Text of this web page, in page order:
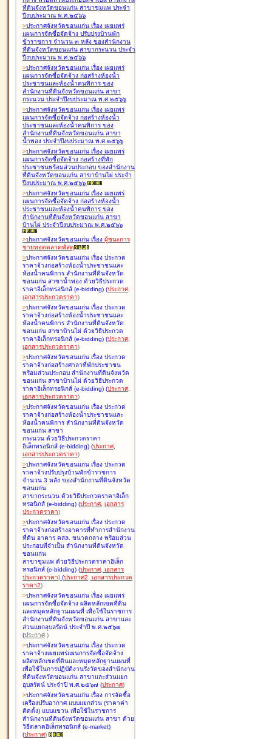
ที่ดินจังหวัดขอนแก่น สาขาชุมแพ ประจำ
ปีงบประมาณ พ.ศ.๒๕๖๖
>ประกาศจังหวัดขอนแก่น เรื่อง เผยแพร่
แผนการจัดซื้อจัดจ้าง ปรับปรุงบ้านพัก
ข้าราชการ จำนวน ๓ หลัง ของสำนักงาน
ที่ดินจังหวัดขอนแก่น สาขากระนวน ประจำ
ปีงบประมาณ พ.ศ.๒๕๖๖
>ประกาศจังหวัดขอนแก่น เรื่อง เผยแพร่
แผนการจัดซื้อจัดจ้าง ก่อสร้างห้องน้ำ
ประชาชนและห้องน้ำคนพิการ ของ
สำนักงานที่ดินจังหวัดขอนแก่น สาขา
กระนวน ประจำปีงบประมาณ พ.ศ.๒๕๖๖
>ประกาศจังหวัดขอนแก่น เรื่อง เผยแพร่
แผนการจัดซื้อจัดจ้าง ก่อสร้างห้องน้ำ
ประชาชนและห้องน้ำคนพิการ ของ
สำนักงานที่ดินจังหวัดขอนแก่น สาขา
น้ำพอง ประจำปีงบประมาณ พ.ศ.๒๕๖๖
>ประกาศจังหวัดขอนแก่น เรื่อง เผยแพร่
แผนการจัดซื้อจัดจ้าง ก่อสร้างที่พัก
ประชาชนพร้อมส่วนประกอบ ของสำนักงาน
ที่ดินจังหวัดขอนแก่น สาขาบ้านไผ่ ประจำ
ปีงบประมาณ พ.ศ.๒๕๖๖
>ประกาศจังหวัดขอนแก่น เรื่อง เผยแพร่
แผนการจัดซื้อจัดจ้าง ก่อสร้างห้องน้ำ
ประชาชนและห้องน้ำคนพิการ ของ
สำนักงานที่ดินจังหวัดขอนแก่น สาขา
บ้านไผ่ ประจำปีงบประมาณ พ.ศ.๒๕๖๖
>ประกาศจังหวัดขอนแก่น เรื่อง ผู้ชนะการ
ขายทอดตลาดพัสดุ
>ประกาศจังหวัดขอนแก่น เรื่อง ประกวด
ราคาจ้างก่อสร้างห้องน้ำประชาชนและ
ห้องน้ำคนพิการ สำนักงานที่ดินจังหวัด
ขอนแก่น สาขาน้ำพอง ด้วยวิธีประกวด
ราคาอิเล็กทรอนิกส์ (e-bidding) (ประกาศ,
เอกสารประกวดราคา)
>ประกาศจังหวัดขอนแก่น เรื่อง ประกวด
ราคาจ้างก่อสร้างห้องน้ำประชาชนและ
ห้องน้ำคนพิการ สำนักงานที่ดินจังหวัด
ขอนแก่น สาขาบ้านไผ่ ด้วยวิธีประกวด
ราคาอิเล็กทรอนิกส์ (e-bidding) (ประกาศ,
เอกสารประกวดราคา)
>ประกาศจังหวัดขอนแก่น เรื่อง ประกวด
ราคาจ้างก่อสร้างศาลาที่พักประชาชน
พร้อมส่วนประกอบ สำนักงานที่ดินจังหวัด
ขอนแก่น สาขาบ้านไผ่ ด้วยวิธีประกวด
ราคาอิเล็กทรอนิกส์ (e-bidding) (ประกาศ,
เอกสารประกวดราคา)
>ประกาศจังหวัดขอนแก่น เรื่อง ประกวด
ราคาจ้างก่อสร้างห้องน้ำประชาชนและ
ห้องน้ำคนพิการ สำนักงานที่ดินจังหวัด
ขอนแก่น สาขา
กระนวน ด้วยวิธีประกวดราคา
อิเล็กทรอนิกส์ (e-bidding) (ประกาศ,
เอกสารประกวดราคา)
>ประกาศจังหวัดขอนแก่น เรื่อง ประกวด
ราคาจ้างปรับปรุงบ้านพักข้าราชการ
จำนวน 3 หลัง ของสำนักงานที่ดินจังหวัด
ขอนแก่น
สาขากระนวน ด้วยวิธีประกวดราคาอิเล็ก
ทรอนิกส์ (e-bidding) (ประกาศ, เอกสาร
ประกวดราคา)
>ประกาศจังหวัดขอนแก่น เรื่อง ประกวด
ราคาจ้างก่อสร้างอาคารที่ทำการสำนักงาน
ที่ดิน อาคาร คสล. ขนาดกลาง พร้อมส่วน
ประกอบที่จำเป็น สำนักงานที่ดินจังหวัด
ขอนแก่น
สาขาชุมแพ ด้วยวิธีประกวดราคาอิเล็ก
ทรอนิกส์ (e-bidding) (ประกาศ, เอกสาร
ประกวดราคา) (ประกาศ2, เอกสารประกวด
ราคา2)
>ประกาศจังหวัดขอนแก่น เรื่อง เผยแพร่
แผนการจัดซื้อจัดจ้าง ผลิตหลักเขตที่ดิน
และหมุดหลักฐานแผนที่ เพื่อใช้ในราชการ
สำนักงานที่ดินจังหวัดขอนแก่น สาขาและ
ส่วนแยกอุบลรัตน์ ประจำปี พ.ศ.๒๕๖๗
(ประกาศ )
>ประกาศจังหวัดขอนแก่น เรื่อง ประกวด
ราคาจ้างเผยแพร่แผนการจัดซื้อจัดจ้าง
ผลิตหลักเขตที่ดินและหมุดหลักฐานแผนที่
เพื่อใช้ในการปฏิบัติงานรังวัดของสำนักงาน
ที่ดินจังหวัดขอนแก่น สาขาและส่วนแยก
อุบลรัตน์ ประจำปี พ.ศ.๒๕๖๗ (ประกาศ)
>ประกาศจังหวัดขอนแก่น เรื่อง การจัดซื้อ
เครื่องปรับอากาศ แบบแยกส่วน (ราคาค่า
ติดตั้ง) แบบแขวน เพื่อใช้ในราชการ
สำนักงานที่ดินจังหวัดขอนแก่น สาขา ด้วย
วิธีตลาดอิเล็กทรอนิกส์ (e-market)
(ประกาศ)